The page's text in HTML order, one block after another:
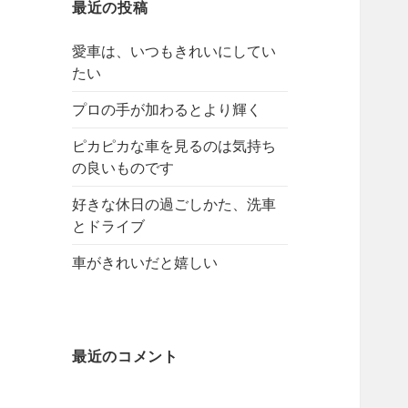
最近の投稿
愛車は、いつもきれいにしてい
たい
プロの手が加わるとより輝く
ピカピカな車を見るのは気持ち
の良いものです
好きな休日の過ごしかた、洗車
とドライブ
車がきれいだと嬉しい
最近のコメント